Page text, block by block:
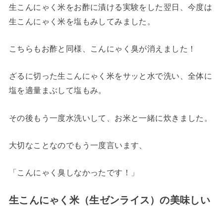
生こんにゃく米をお酢に漬ける実験をした翌日、今度は
生こんにゃく米を塩もみしてみました。
こちらもお酢と同様、こんにゃく臭が消えました！
ざるに切った生こんにゃく米をサッと水で洗い、全体に
塩を適量まぶして塩もみ。
その後もう一度水洗いして、お米と一緒に炊きました。
大切なことなのでもう一度言います、
「こんにゃく臭しなかったです！」
生こんにゃく米（生ゼンライス）の美味しい